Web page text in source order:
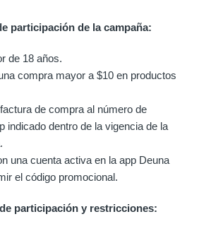
participación de la campaña:
de 18 años.
compra mayor a $10 en productos
de compra al número de
indicado dentro de la vigencia de la
una cuenta activa en la app Deuna
el código promocional.
participación y restricciones: